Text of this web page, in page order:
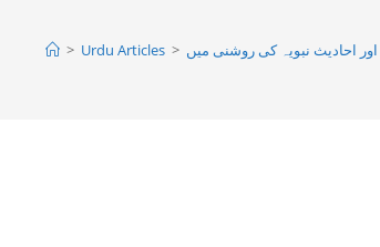
> Urdu Articles > احاديث نبويہ كى روشنى ميں